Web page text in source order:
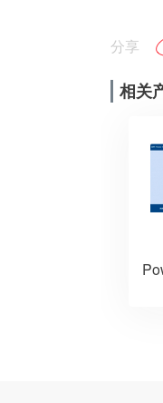
分享
相关